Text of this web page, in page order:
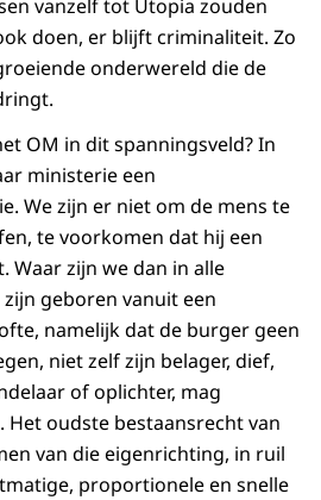
vanzelf tot Utopia zouden
doen, er blijft criminaliteit. Zo
onderwereld die de
OM in dit spanningsveld? In
ministerie een
We zijn er niet om de mens te
te voorkomen dat hij een
Waar zijn we dan in alle
geboren vanuit een
namelijk dat de burger geen
niet zelf zijn belager, dief,
of oplichter, mag
oudste bestaansrecht van
van die eigenrichting, in ruil
proportionele en snelle